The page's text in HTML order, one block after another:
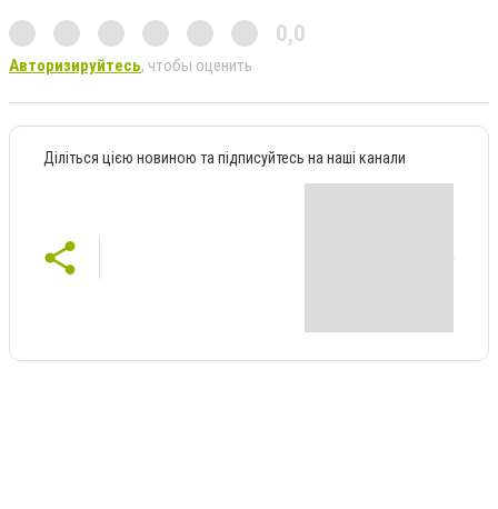
0,0
Авторизируйтесь, чтобы оценить
Діліться цією новиною та підписуйтесь на наші канали